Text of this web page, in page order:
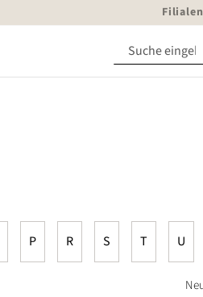
Filialen
P R S T U